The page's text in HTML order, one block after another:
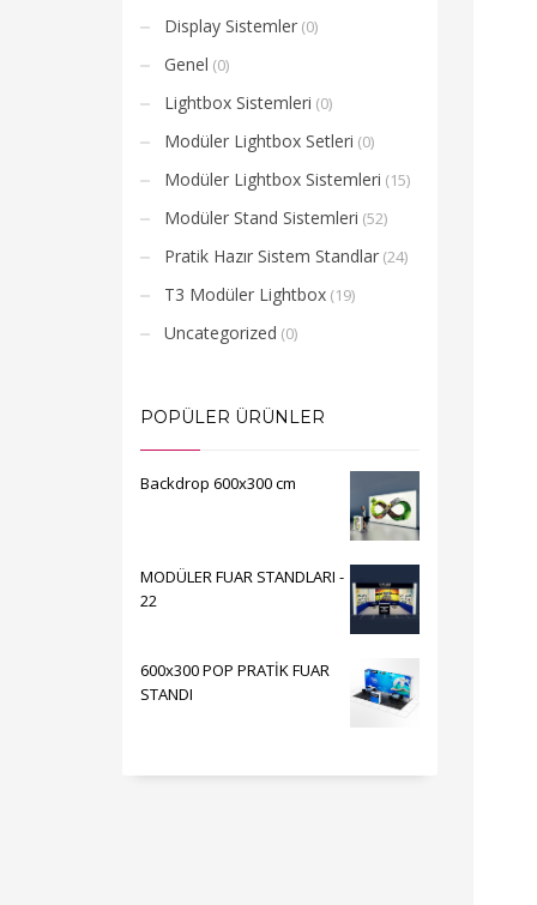
Display Sistemler (0)
Genel (0)
Lightbox Sistemleri (0)
Modüler Lightbox Setleri (0)
Modüler Lightbox Sistemleri (15)
Modüler Stand Sistemleri (52)
Pratik Hazır Sistem Standlar (24)
T3 Modüler Lightbox (19)
Uncategorized (0)
POPÜLER ÜRÜNLER
Backdrop 600x300 cm
MODÜLER FUAR STANDLARI -
22
600x300 POP PRATİK FUAR
STANDI